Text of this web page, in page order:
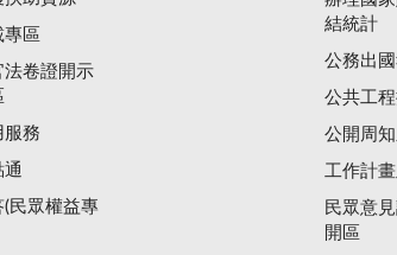
專區
法卷證開示
服務
通
民眾權益專
結統計
公務出
公共工
公開周
工作計
民眾意
開區